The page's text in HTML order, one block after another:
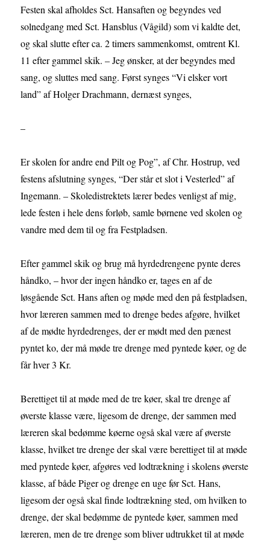
Festen skal afholdes Sct. Hansaften og begyndes ved
solnedgang med Sct. Hansblus (Vågild) som vi kaldte det,
og skal slutte efter ca. 2 timers sammenkomst, omtrent Kl.
11 efter gammel skik. – Jeg ønsker, at der begyndes med
sang, og sluttes med sang. Først synges “Vi elsker vort
land” af Holger Drachmann, dernæst synges,
–
Er skolen for andre end Pilt og Pog”, af Chr. Hostrup, ved
festens afslutning synges, “Der står et slot i Vesterled” af
Ingemann. – Skoledistrektets lærer bedes venligst af mig,
lede festen i hele dens forløb, samle børnene ved skolen og
vandre med dem til og fra Festpladsen.
Efter gammel skik og brug må hyrdedrengene pynte deres
håndko, – hvor der ingen håndko er, tages en af de
løsgående Sct. Hans aften og møde med den på festpladsen,
hvor læreren sammen med to drenge bedes afgøre, hvilket
af de mødte hyrdedrenges, der er mødt med den pænest
pyntet ko, der må møde tre drenge med pyntede køer, og de
får hver 3 Kr.
Berettiget til at møde med de tre køer, skal tre drenge af
øverste klasse være, ligesom de drenge, der sammen med
læreren skal bedømme køerne også skal være af øverste
klasse, hvilket tre drenge der skal være berettiget til at møde
med pyntede køer, afgøres ved lodtrækning i skolens øverste
klasse, af både Piger og drenge en uge før Sct. Hans,
ligesom der også skal finde lodtrækning sted, om hvilken to
drenge, der skal bedømme de pyntede køer, sammen med
læreren, men de tre drenge som bliver udtrukket til at møde